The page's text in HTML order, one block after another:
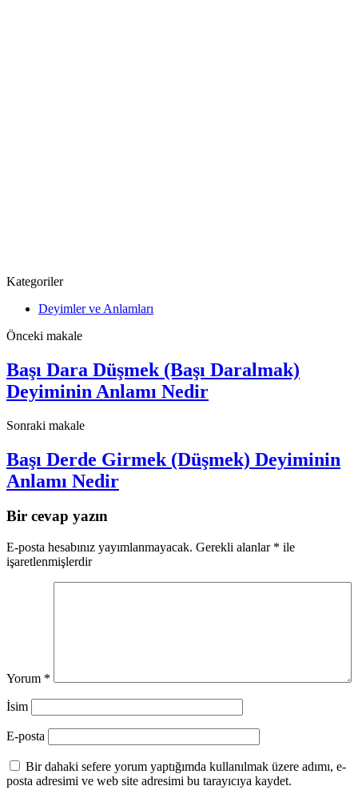
Kategoriler
Deyimler ve Anlamları
Önceki makale
Başı Dara Düşmek (Başı Daralmak)
Deyiminin Anlamı Nedir
Sonraki makale
Başı Derde Girmek (Düşmek) Deyiminin
Anlamı Nedir
Bir cevap yazın
E-posta hesabınız yayımlanmayacak. Gerekli alanlar * ile
işaretlenmişlerdir
Yorum *
İsim
E-posta
Bir dahaki sefere yorum yaptığımda kullanılmak üzere adımı, e-
posta adresimi ve web site adresimi bu tarayıcıya kaydet.